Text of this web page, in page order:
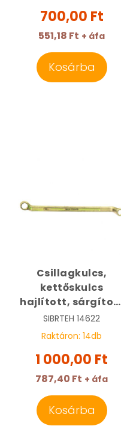
700,00 Ft
551,18 Ft + áfa
Kosárba
Csillagkulcs,
kettőskulcs
hajlított, sárgított
13 x 17 mm | SIBRTEH
14622
SIBRTEH 14622
Raktáron: 14db
1 000,00 Ft
787,40 Ft + áfa
Kosárba